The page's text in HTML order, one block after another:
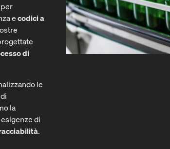
ecodici a
di
le
la
di
.